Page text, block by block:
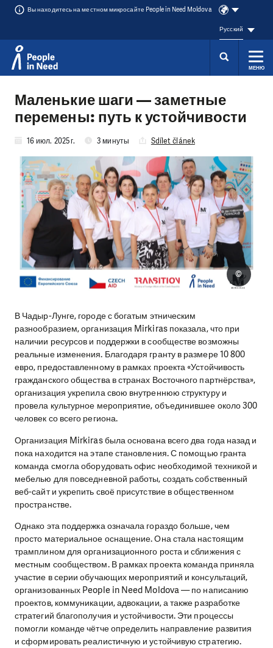
Вы находитесь на местном микросайте People in Need Moldova
Русский
МЕНЮ
Маленькие шаги — заметные
перемены: путь к устойчивости
16 июл. 2025 г. 3 минуты Sdílet článek
©
В Чадыр-Лунге, городе с богатым этническим
разнообразием, организация Mirkiras показала, что при
наличии ресурсов и поддержки в сообществе возможны
реальные изменения. Благодаря гранту в размере 10 800
евро, предоставленному в рамках проекта «Устойчивость
гражданского общества в странах Восточного партнёрства»,
организация укрепила свою внутреннюю структуру и
провела культурное мероприятие, объединившее около 300
человек со всего региона.
Организация Mirkiras была основана всего два года назад и
пока находится на этапе становления. С помощью гранта
команда смогла оборудовать офис необходимой техникой и
мебелью для повседневной работы, создать собственный
веб-сайт и укрепить своё присутствие в общественном
пространстве.
Однако эта поддержка означала гораздо больше, чем
просто материальное оснащение. Она стала настоящим
трамплином для организационного роста и сближения с
местным сообществом. В рамках проекта команда приняла
участие в серии обучающих мероприятий и консультаций,
организованных People in Need Moldova — по написанию
проектов, коммуникации, адвокации, а также разработке
стратегий благополучия и устойчивости. Эти процессы
помогли команде чётче определить направление развития
и сформировать реалистичную и устойчивую стратегию.